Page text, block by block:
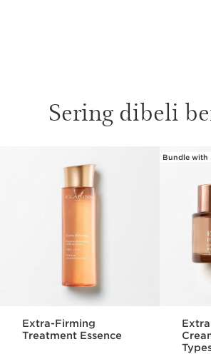
Sering dibeli
SKIP SECTION CONTENT
Extra-Firming
Treatment Essence
Bundle with